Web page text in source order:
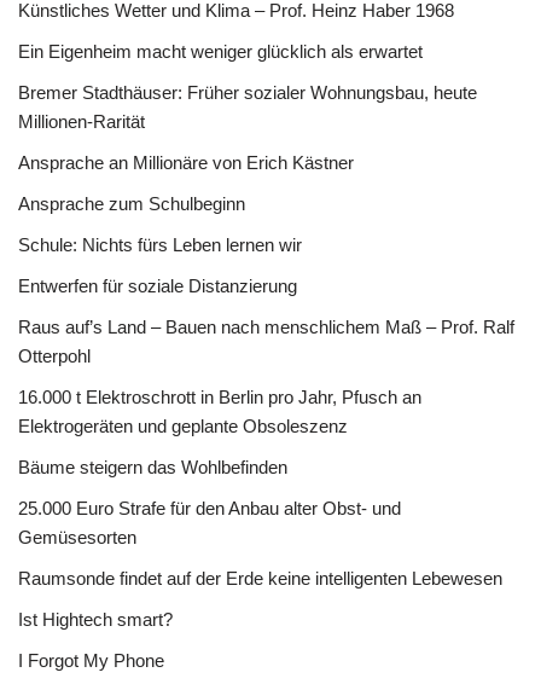
Künstliches Wetter und Klima – Prof. Heinz Haber 1968
Ein Eigenheim macht weniger glücklich als erwartet
Bremer Stadthäuser: Früher sozialer Wohnungsbau, heute
Millionen-Rarität
Ansprache an Millionäre von Erich Kästner
Ansprache zum Schulbeginn
Schule: Nichts fürs Leben lernen wir
Entwerfen für soziale Distanzierung
Raus auf’s Land – Bauen nach menschlichem Maß – Prof. Ralf
Otterpohl
16.000 t Elektroschrott in Berlin pro Jahr, Pfusch an
Elektrogeräten und geplante Obsoleszenz
Bäume steigern das Wohlbefinden
25.000 Euro Strafe für den Anbau alter Obst- und
Gemüsesorten
Raumsonde findet auf der Erde keine intelligenten Lebewesen
Ist Hightech smart?
I Forgot My Phone